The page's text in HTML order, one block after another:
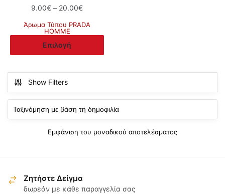
9.00€ – 20.00€Price
9.00€
Άρωμα Τύπου PRADA
ΗΟΜΜΕ
Επιλογή
Αυτό
το
έχει
πολλαπλές
παραλλαγές.
Οι
μπορούν
στη
σελίδα
Show Filters
Εμφάνιση του μοναδικού αποτελέσματος
Ζητήστε Δείγμα
δωρεάν με κάθε παραγγελία σας